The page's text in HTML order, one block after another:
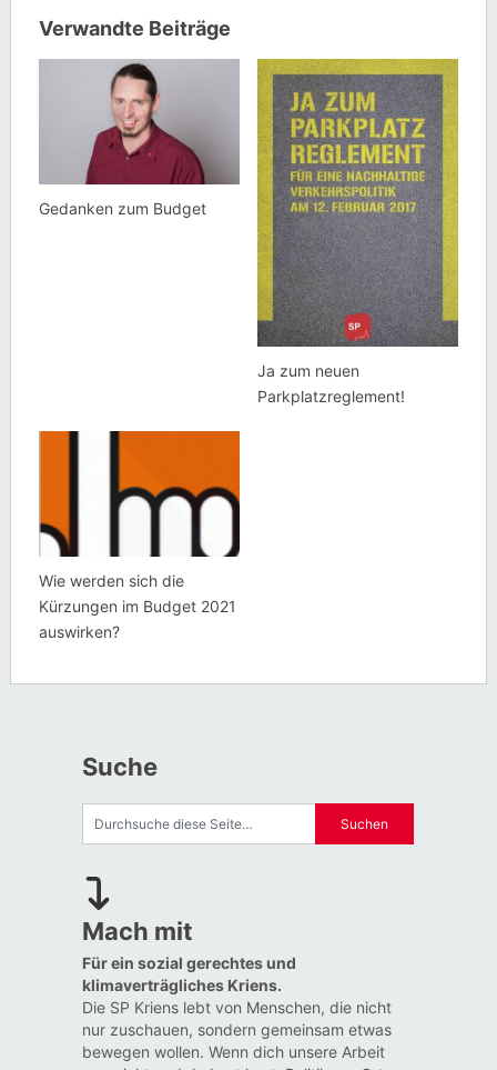
Verwandte Beiträge
Gedanken zum Budget
Ja zum neuen
Parkplatzreglement!
Wie werden sich die
Kürzungen im Budget 2021
auswirken?
Suche
Mach mit
Für ein sozial gerechtes und
klimaverträgliches Kriens.
Die SP Kriens lebt von Menschen, die nicht
nur zuschauen, sondern gemeinsam etwas
bewegen wollen. Wenn dich unsere Arbeit